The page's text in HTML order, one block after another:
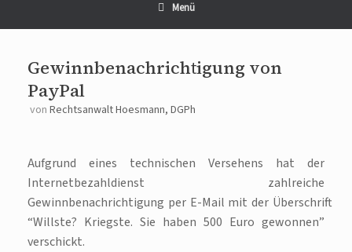
Menü
Gewinnbenachrichtigung von
PayPal
von Rechtsanwalt Hoesmann, DGPh
Aufgrund eines technischen Versehens hat der
Internetbezahldienst zahlreiche
Gewinnbenachrichtigung per E-Mail mit der Überschrift
“Willste? Kriegste. Sie haben 500 Euro gewonnen”
verschickt.